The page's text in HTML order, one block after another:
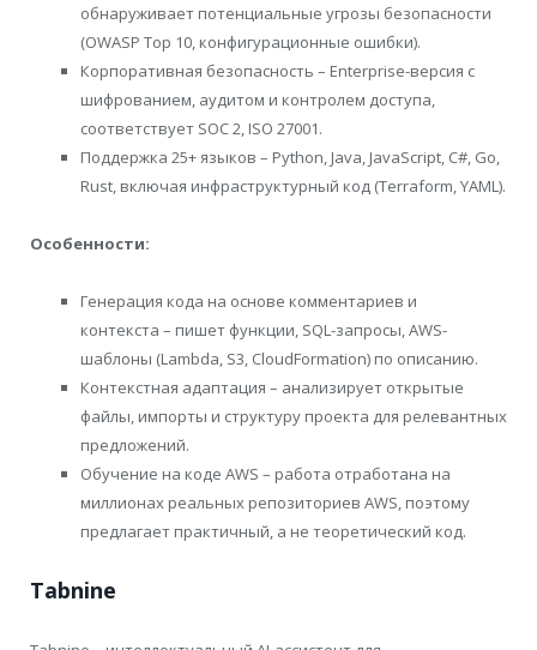
обнаруживает потенциальные угрозы безопасности
(OWASP Top 10, конфигурационные ошибки).
Корпоративная безопасность – Enterprise-версия с
шифрованием, аудитом и контролем доступа,
соответствует SOC 2, ISO 27001.
Поддержка 25+ языков – Python, Java, JavaScript, C#, Go,
Rust, включая инфраструктурный код (Terraform, YAML).
Особенности:
Генерация кода на основе комментариев и
контекста – пишет функции, SQL-запросы, AWS-
шаблоны (Lambda, S3, CloudFormation) по описанию.
Контекстная адаптация – анализирует открытые
файлы, импорты и структуру проекта для релевантных
предложений.
Обучение на коде AWS – работа отработана на
миллионах реальных репозиториев AWS, поэтому
предлагает практичный, а не теоретический код.
Tabnine